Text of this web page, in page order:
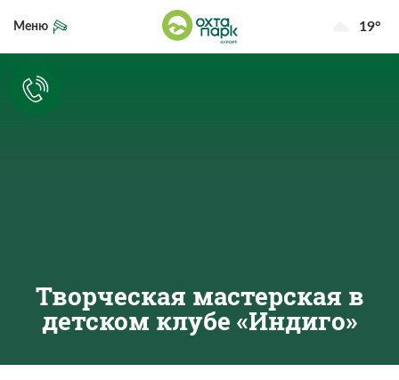
19°
Меню
Творческая мастерская в
детском клубе «Индиго»